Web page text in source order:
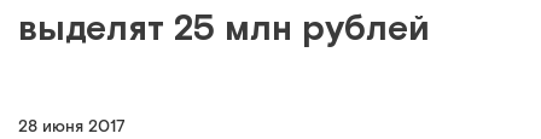
выделят 25 млн рублей
28 июня 2017